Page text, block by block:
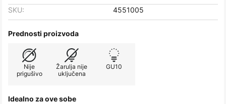
SKU:
4551005
Prednosti proizvoda
Nije
prigušivo
Žarulja nije
uključena
GU10
Idealno za ove sobe